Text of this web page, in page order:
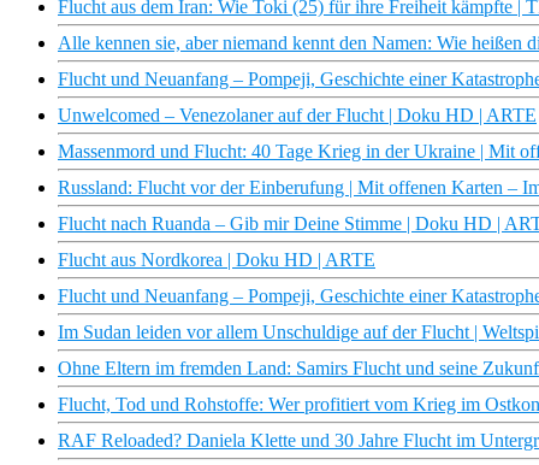
Flucht aus dem Iran: Wie Toki (25) für ihre Freiheit kämpfte |
Alle kennen sie, aber niemand kennt den Namen: Wie heißen
Flucht und Neuanfang – Pompeji, Geschichte einer
Unwelcomed – Venezolaner auf der Flucht | Doku HD | ARTE
Massenmord und Flucht: 40 Tage Krieg in der Ukraine | Mit
Russland: Flucht vor der Einberufung | Mit offenen Karten –
Flucht nach Ruanda – Gib mir Deine Stimme | Doku HD |
Flucht aus Nordkorea | Doku HD | ARTE
Flucht und Neuanfang – Pompeji, Geschichte einer
Im Sudan leiden vor allem Unschuldige auf der Flucht |
Ohne Eltern im fremden Land: Samirs Flucht und seine
Flucht, Tod und Rohstoffe: Wer profitiert vom Krieg im
RAF Reloaded? Daniela Klette und 30 Jahre Flucht im